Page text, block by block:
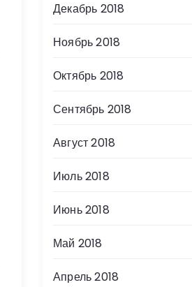
Декабрь 2018
Ноябрь 2018
Октябрь 2018
Сентябрь 2018
Август 2018
Июль 2018
Июнь 2018
Май 2018
Апрель 2018